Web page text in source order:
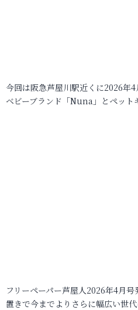
今回は阪急芦屋川駅近くに2026年
ベビーブランド「Nuna」とペッ
フリーペーパー芦屋人2026年4月
置きで今までよりさらに幅広い世